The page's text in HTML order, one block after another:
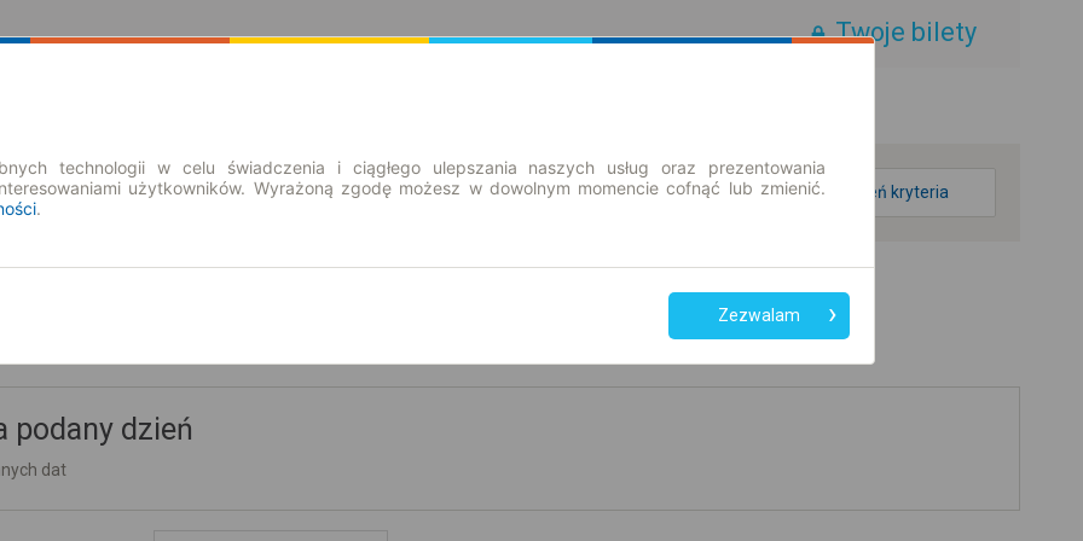
Twoje bilety
zmień kryteria
podany dzień
dat
technologii w celu świadczenia i ciągłego ulepszania naszych usług oraz prezentowania
użytkowników. Wyrażoną zgodę możesz w dowolnym momencie cofnąć lub zmienić.
.
Zezwalam